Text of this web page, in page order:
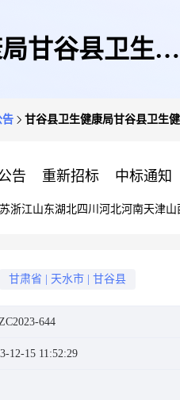
甘谷县卫生健
告 甘谷县卫生健康局甘谷县卫生
告 重新招标 中标通知
浙江山东湖北四川 河北河南天津山
甘肃省 天水市 甘谷县
644
12-15 11:52:29